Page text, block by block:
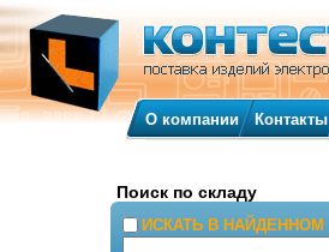
О компании Контакты
Поиск по складу
ИСКАТЬ В НАЙДЕННОМ